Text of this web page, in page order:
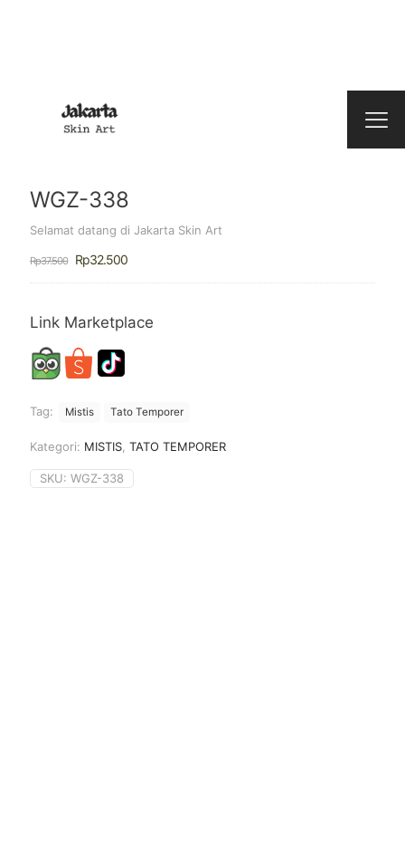
WGZ-338
Selamat datang di Jakarta Skin Art
Rp37.500
Harga
adalah:
Rp32.500Harga
ini
Rp32.500.
Link Marketplace
Tag: Mistis Tato Temporer
Kategori: MISTIS TATO TEMPORER
SKU: WGZ-338